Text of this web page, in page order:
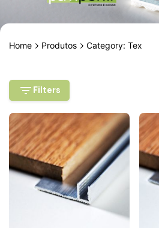
Home Produtos Category: Tex
Filters